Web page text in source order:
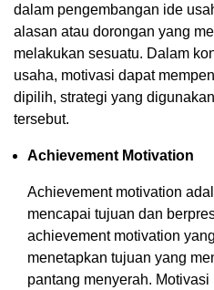
dalam pengembangan ide
alasan atau dorongan yang
melakukan sesuatu. Dalam
usaha, motivasi dapat
dipilih, strategi yang
tersebut.
Achievement Motivation
Achievement motivation
mencapai tujuan dan
achievement motivation
menetapkan tujuan yang
pantang menyerah.